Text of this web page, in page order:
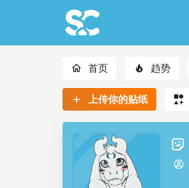
首页 趋势
上传你的贴纸